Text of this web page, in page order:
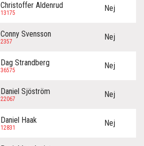
Christoffer Aldenrud
13175 Nej
Conny Svensson
2357 Nej
Dag Strandberg
36575 Nej
Daniel Sjöström
22067 Nej
Daniel Haak
12831 Nej